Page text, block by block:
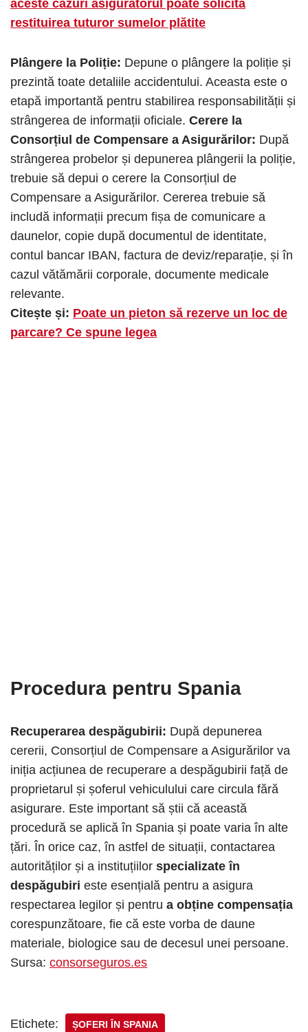
aceste cazuri asigurătorul poate solicita
restituirea tuturor sumelor plătite
Plângere la Poliție: Depune o plângere la poliție și
prezintă toate detaliile accidentului. Aceasta este o
etapă importantă pentru stabilirea responsabilității și
strângerea de informații oficiale. Cerere la
Consorțiul de Compensare a Asigurărilor: După
strângerea probelor și depunerea plângerii la poliție,
trebuie să depui o cerere la Consorțiul de
Compensare a Asigurărilor. Cererea trebuie să
includă informații precum fișa de comunicare a
daunelor, copie după documentul de identitate,
contul bancar IBAN, factura de deviz/reparație, și în
cazul vătămării corporale, documente medicale
relevante.
Citește și: Poate un pieton să rezerve un loc de
parcare? Ce spune legea
Procedura pentru Spania
Recuperarea despăgubirii: După depunerea
cererii, Consorțiul de Compensare a Asigurărilor va
iniția acțiunea de recuperare a despăgubirii față de
proprietarul și șoferul vehiculului care circula fără
asigurare. Este important să știi că această
procedură se aplică în Spania și poate varia în alte
țări. În orice caz, în astfel de situații, contactarea
autorităților și a instituțiilor specializate în
despăgubiri este esențială pentru a asigura
respectarea legilor și pentru a obține compensația
corespunzătoare, fie că este vorba de daune
materiale, biologice sau de decesul unei persoane.
Sursa: consorseguros.es
Etichete: ȘOFERI ÎN SPANIA